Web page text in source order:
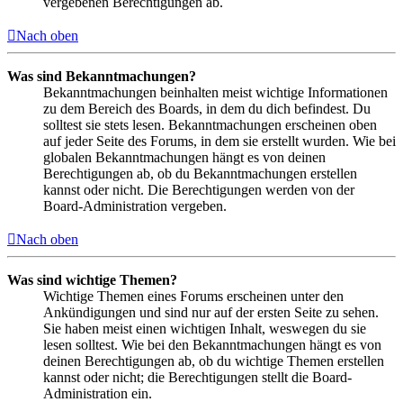
Nach oben
Was sind Bekanntmachungen?
Bekanntmachungen beinhalten meist wichtige Informationen
zu dem Bereich des Boards, in dem du dich befindest. Du
solltest sie stets lesen. Bekanntmachungen erscheinen oben
auf jeder Seite des Forums, in dem sie erstellt wurden. Wie bei
globalen Bekanntmachungen hängt es von deinen
Berechtigungen ab, ob du Bekanntmachungen erstellen
kannst oder nicht. Die Berechtigungen werden von der
Board-Administration vergeben.
Nach oben
Was sind wichtige Themen?
Wichtige Themen eines Forums erscheinen unter den
Ankündigungen und sind nur auf der ersten Seite zu sehen.
Sie haben meist einen wichtigen Inhalt, weswegen du sie
lesen solltest. Wie bei den Bekanntmachungen hängt es von
deinen Berechtigungen ab, ob du wichtige Themen erstellen
kannst oder nicht; die Berechtigungen stellt die Board-
Administration ein.